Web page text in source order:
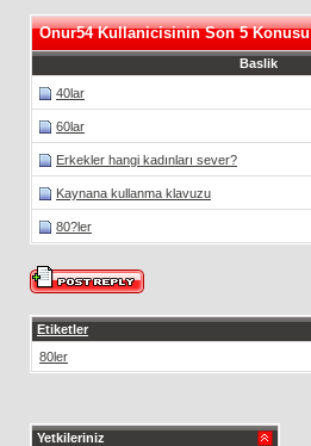
Onur54 Kullanicisinin Son 5 Konusu
Baslik
40lar
60lar
Erkekler hangi kadınları sever?
Kaynana kullanma klavuzu
80?ler
Etiketler
80ler
Yetkileriniz